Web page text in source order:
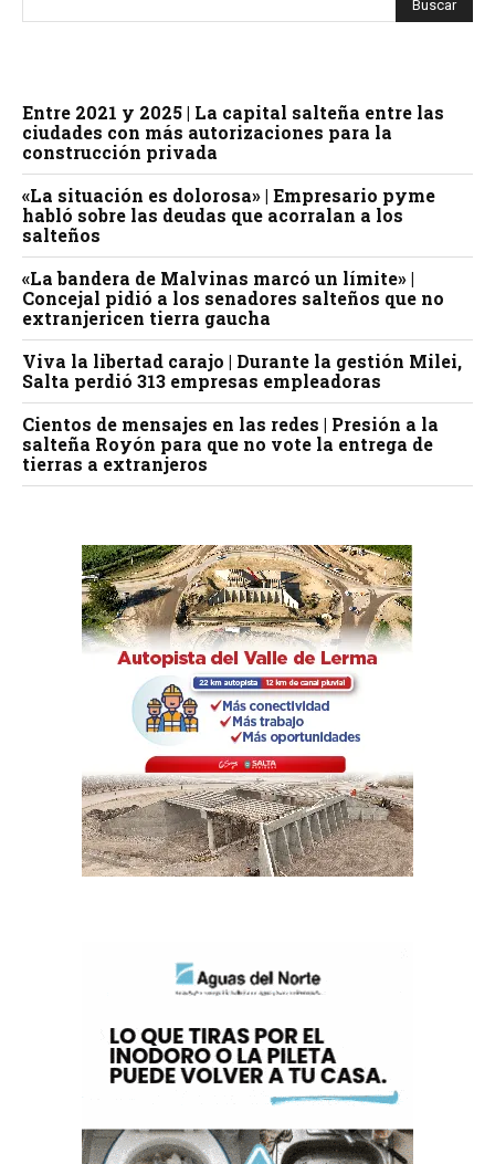
Entre 2021 y 2025 | La capital salteña entre las
ciudades con más autorizaciones para la
construcción privada
«La situación es dolorosa» | Empresario pyme
habló sobre las deudas que acorralan a los
salteños
«La bandera de Malvinas marcó un límite» |
Concejal pidió a los senadores salteños que no
extranjericen tierra gaucha
Viva la libertad carajo | Durante la gestión Milei,
Salta perdió 313 empresas empleadoras
Cientos de mensajes en las redes | Presión a la
salteña Royón para que no vote la entrega de
tierras a extranjeros